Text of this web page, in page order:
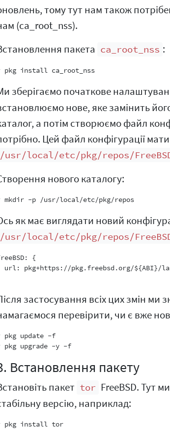
тому тут нам також
(ca_root_nss).
пакета ca_root_nss :
# pkg install ca_root_nss
зберігаємо початкове
нове, яке замінить
а потім створюємо файл
Цей файл конфігурації
/usr/local/etc/pkg/repos/
нового каталогу:
# mkdir -p /usr/local/etc/pkg/repos
як має виглядати новий
/usr/local/etc/pkg/repos/
{
url: pkg+https://pkg.freebsd.org/${ABI}/
застосування всіх цих змін ми
перевірити, чи є вже
pkg update -f
# pkg upgrade -y -f
Встановлення пакету
пакет tor FreeBSD. Тут
версію, наприклад:
# pkg install tor